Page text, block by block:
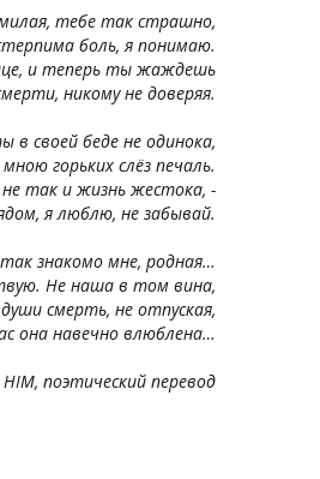
тебе так страшно,
боль, я понимаю.
и теперь ты жаждешь
никому не доверяя.
в своей беде не одинока,
горьких слёз печаль.
так и жизнь жестока, -
я люблю, не забывай.
знакомо мне, родная…
Не наша в том вина,
смерть, не отпуская,
она навечно влюблена…
поэтический перевод